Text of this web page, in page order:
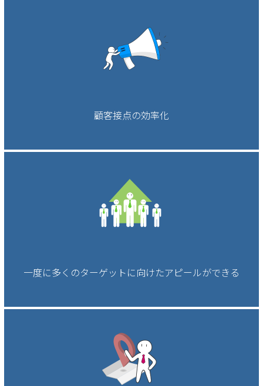
顧客接点の効率化
一度に多くのターゲットに向けたアピールができる